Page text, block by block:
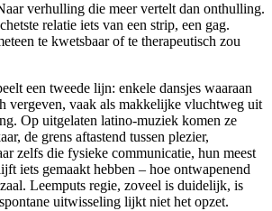
verhulling die meer vertelt dan onthulling.
relatie iets van een strip, een gag.
te kwetsbaar of te therapeutisch zou
een tweede lijn: enkele dansjes waaraan
vergeven, vaak als makkelijke vluchtweg uit
Op uitgelaten latino-muziek komen ze
de grens aftastend tussen plezier,
zelfs die fysieke communicatie, hun meest
iets gemaakt hebben – hoe ontwapenend
Leemputs regie, zoveel is duidelijk, is
uitwisseling lijkt niet het opzet.